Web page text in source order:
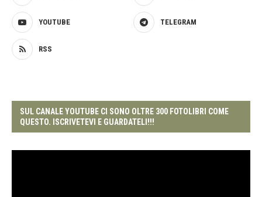
YOUTUBE TELEGRAM
RSS
SUL CANALE YOUTUBE CI SONO OLTRE 300 FOTOLIBRI COME
QUESTO. ISCRIVETEVI E GUARDATELI!!!